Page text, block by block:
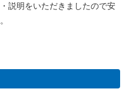
説明をいただきましたので安